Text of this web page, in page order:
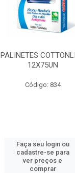
PALINETES
12X75UN
Código: 834
Faça seu login ou
cadastre-se para
ver preços e
comprar